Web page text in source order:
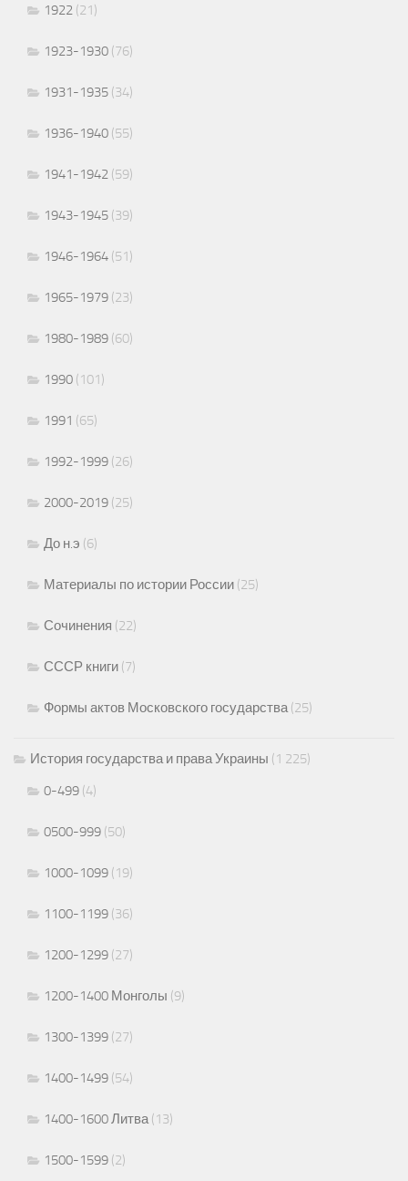
1922 (21)
1923-1930 (76)
1931-1935 (34)
1936-1940 (55)
1941-1942 (59)
1943-1945 (39)
1946-1964 (51)
1965-1979 (23)
1980-1989 (60)
1990 (101)
1991 (65)
1992-1999 (26)
2000-2019 (25)
До н.э (6)
Материалы по истории России (25)
Сочинения (22)
СССР книги (7)
Формы актов Московского государства(25)
История государства и права Украины (1 225)
0-499 (4)
0500-999 (50)
1000-1099 (19)
1100-1199 (36)
1200-1299 (27)
1200-1400 Монголы (9)
1300-1399 (27)
1400-1499 (54)
1400-1600 Литва(13)
1500-1599 (2)